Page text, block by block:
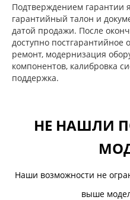
Подтверждением гарантии
гарантийный талон и
датой продажи. После
доступно постгарантийное
ремонт, модернизация
компонентов, калибровка
поддержка.
НЕ НАШЛИ
Наши возможности не
выше